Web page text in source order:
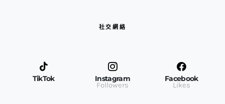
社交網絡
TikTok Instagram
Followers
Facebook
Likes